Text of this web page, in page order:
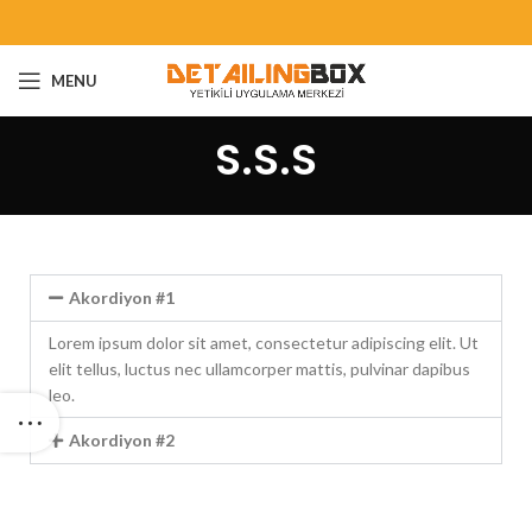
MENU
S.S.S
Akordiyon #1
Lorem ipsum dolor sit amet, consectetur adipiscing elit. Ut
elit tellus, luctus nec ullamcorper mattis, pulvinar dapibus
leo.
Akordiyon #2